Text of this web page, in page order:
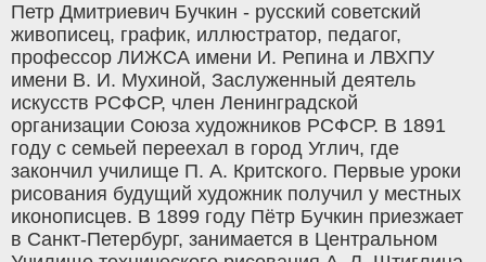
Петр Дмитриевич Бучкин - русский советский
живописец, график, иллюстратор, педагог,
профессор ЛИЖСА имени И. Репина и ЛВХПУ
имени В. И. Мухиной, Заслуженный деятель
искусств РСФСР, член Ленинградской
организации Союза художников РСФСР. В 1891
году с семьей переехал в город Углич, где
закончил училище П. А. Критского. Первые уроки
рисования будущий художник получил у местных
иконописцев. В 1899 году Пётр Бучкин приезжает
в Санкт-Петербург, занимается в Центральном